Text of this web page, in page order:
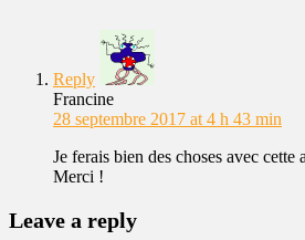
Reply
Francine
28 septembre 2017 at 4 h 43 min
Je ferais bien des choses avec
Merci !
Leave a reply